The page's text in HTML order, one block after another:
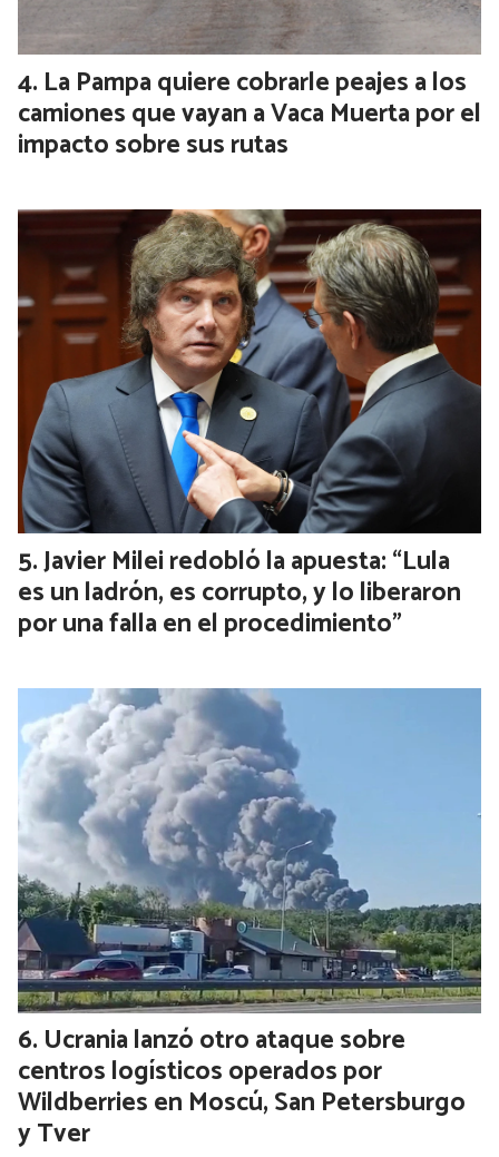
La Pampa quiere cobrarle peajes a los
camiones que vayan a Vaca Muerta por el
impacto sobre sus rutas
Javier Milei redobló la apuesta: “Lula
es un ladrón, es corrupto, y lo liberaron
por una falla en el procedimiento”
Ucrania lanzó otro ataque sobre
centros logísticos operados por
Wildberries en Moscú, San Petersburgo
y Tver